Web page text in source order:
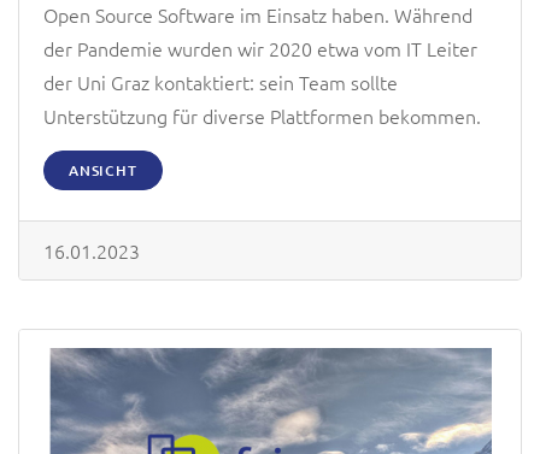
Open Source Software im Einsatz haben. Während
der Pandemie wurden wir 2020 etwa vom IT Leiter
der Uni Graz kontaktiert: sein Team sollte
Unterstützung für diverse Plattformen bekommen.
ANSICHT
16.01.2023